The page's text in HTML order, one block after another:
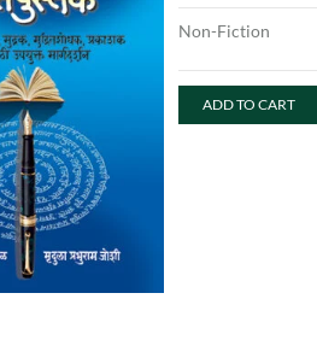
Non-Fiction
ADD TO CART